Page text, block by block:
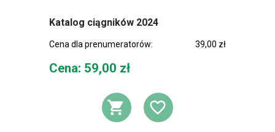
Katalog ciągników 2024
Cena dla prenumeratorów: 39,00 zł
Cena
Cena: 59,00 zł
DODAJ DO
DODAJ DO